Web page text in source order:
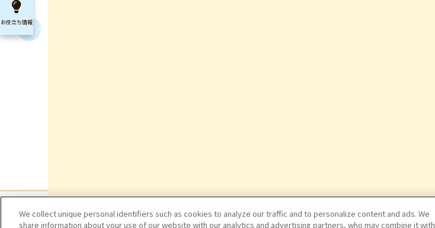
お役立ち情報
We collect unique personal identifiers such as cookies to analyze our traffic and to personalize content and ads. We
share information about your use of our website with our analytics and advertising partners, who may combine it with